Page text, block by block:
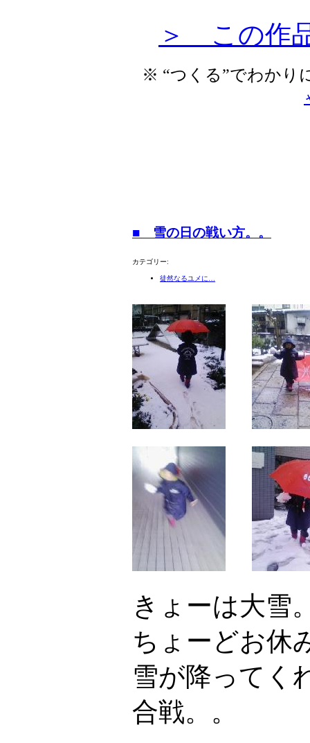
＞ この作
※ “つくる”でわかり
■ 雪の日の戦い方。。
カテゴリー:
徒然なるユメに…
きょーは大雪
ちょーどお休
雪が降ってく
合戦。。